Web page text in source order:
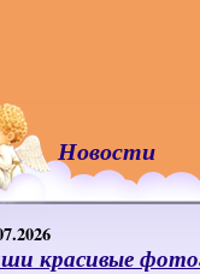
Новости
красивые